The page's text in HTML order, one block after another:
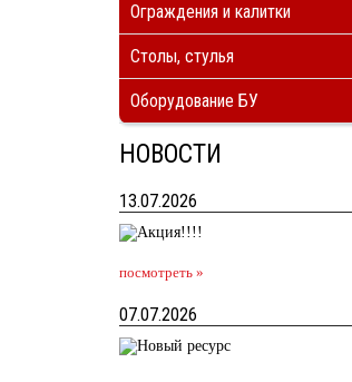
Ограждения и калитки
Столы, стулья
Оборудование БУ
НОВОСТИ
13.07.2026
посмотреть »
07.07.2026